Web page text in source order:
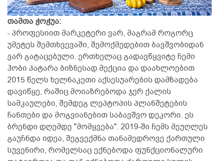
თამთა ჭოჭუა:
- პროფესიით მარკეტერი ვარ, მაგრამ როგორც
უმეტეს შემთხვევაში, შემოქმედებით ბავშვობიდან
ვარ გატაცებული. ერთხელაც გადავწყვიტე ჩემი
ჰობი პატარა ბიზნესად მექცია და დაახლოებით
2015 წელს ხელნაკეთი აქსესუარების დამზადება
დავიწყე, რაშიც მოიაზრებოდა ჯერ ქალის
სამკაულები, შემდეგ ლეპტოპის პლანშეტების
ჩანთები და მოგვიანებით საბავშვო დეკორი. ეს
ბრენდი დღემდე "მომყვება". 2019-ში ჩემს მეუღლეს
გაუჩნდა იდეა, შეგვექმნა თანამედროვე ქართული
სუვენირი, რომელსაც ექნებოდა ფუნქციონალური